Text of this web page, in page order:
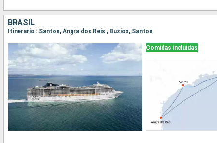
BRASIL
Itinerario : Santos, Angra dos Reis , Buzios, Santos
Comidas incluidas